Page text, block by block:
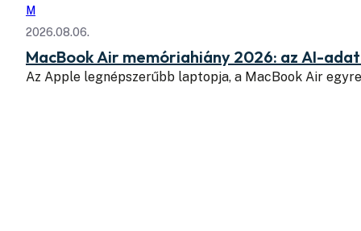
M
2026.08.06.
MacBook Air memóriahiány 2026: az AI-
Az Apple legnépszerűbb laptopja, a MacBook Air